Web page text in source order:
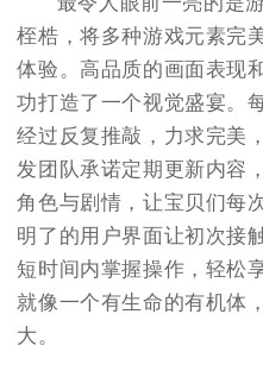
桎梏，将多种游戏元素完
体验。高品质的画面表现
功打造了一个视觉盛宴。
经过反复推敲，力求完美
发团队承诺定期更新内容
角色与剧情，让宝贝们每
明了的用户界面让初次接
短时间内掌握操作，轻松
就像一个有生命的有机体
大。